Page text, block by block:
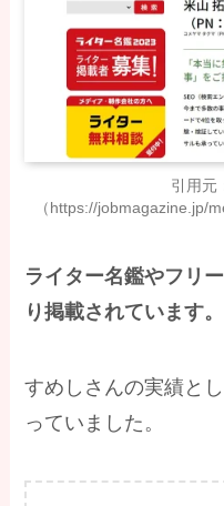
引用元
（https://jobmagazine.jp/
ライター名鑑やフリ
り掲載されています。
すめしさんの実績と
っていました。